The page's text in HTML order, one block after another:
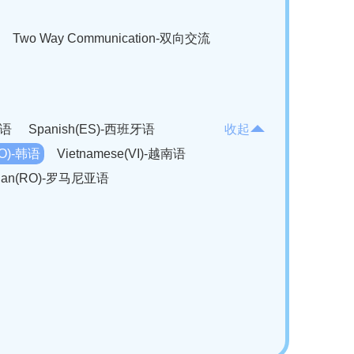
Two Way Communication-双向交流
Spanish(ES)-西班牙语
韩语
Vietnamese(VI)-越南语
罗马尼亚语
收起